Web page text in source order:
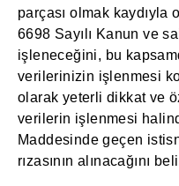
parçası olmak kaydıyla
6698 Sayılı Kanun ve
işleneceğini, bu
verilerinizin işlenmesi
olarak yeterli dikkat ve
verilerin işlenmesi
Maddesinde geçen
rızasının alınacağını